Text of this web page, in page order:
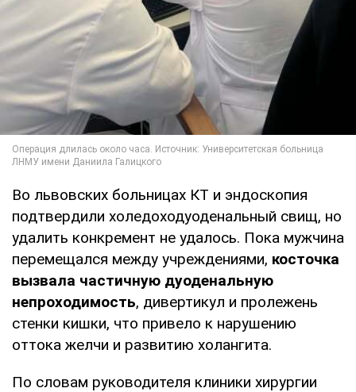
Во львовских больницах КТ и эндоскопия
подтвердили холедоходуоденальный свищ, но
удалить конкремент не удалось. Пока мужчина
перемещался между учреждениями, косточка
вызвала частичную дуоденальную
непроходимость, дивертикул и пролежень
стенки кишки, что привело к нарушению
оттока желчи и развитию холангита.
По словам руководителя клиники хирургии